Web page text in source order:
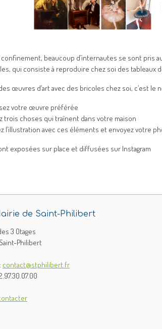
beaucoup d’internautes se sont pris
qui consiste à reproduire chez soi des tableaux
œuvres d’art avec des bricoles chez soi, c’est le
votre œuvre préférée
trois choses qui traînent dans votre maison
l’illustration avec ces éléments et envoyez votre
exposées sur place et diffusées sur Instagram
de Saint-Philibert
3 Otages
Philibert
contact@stphilibert.fr